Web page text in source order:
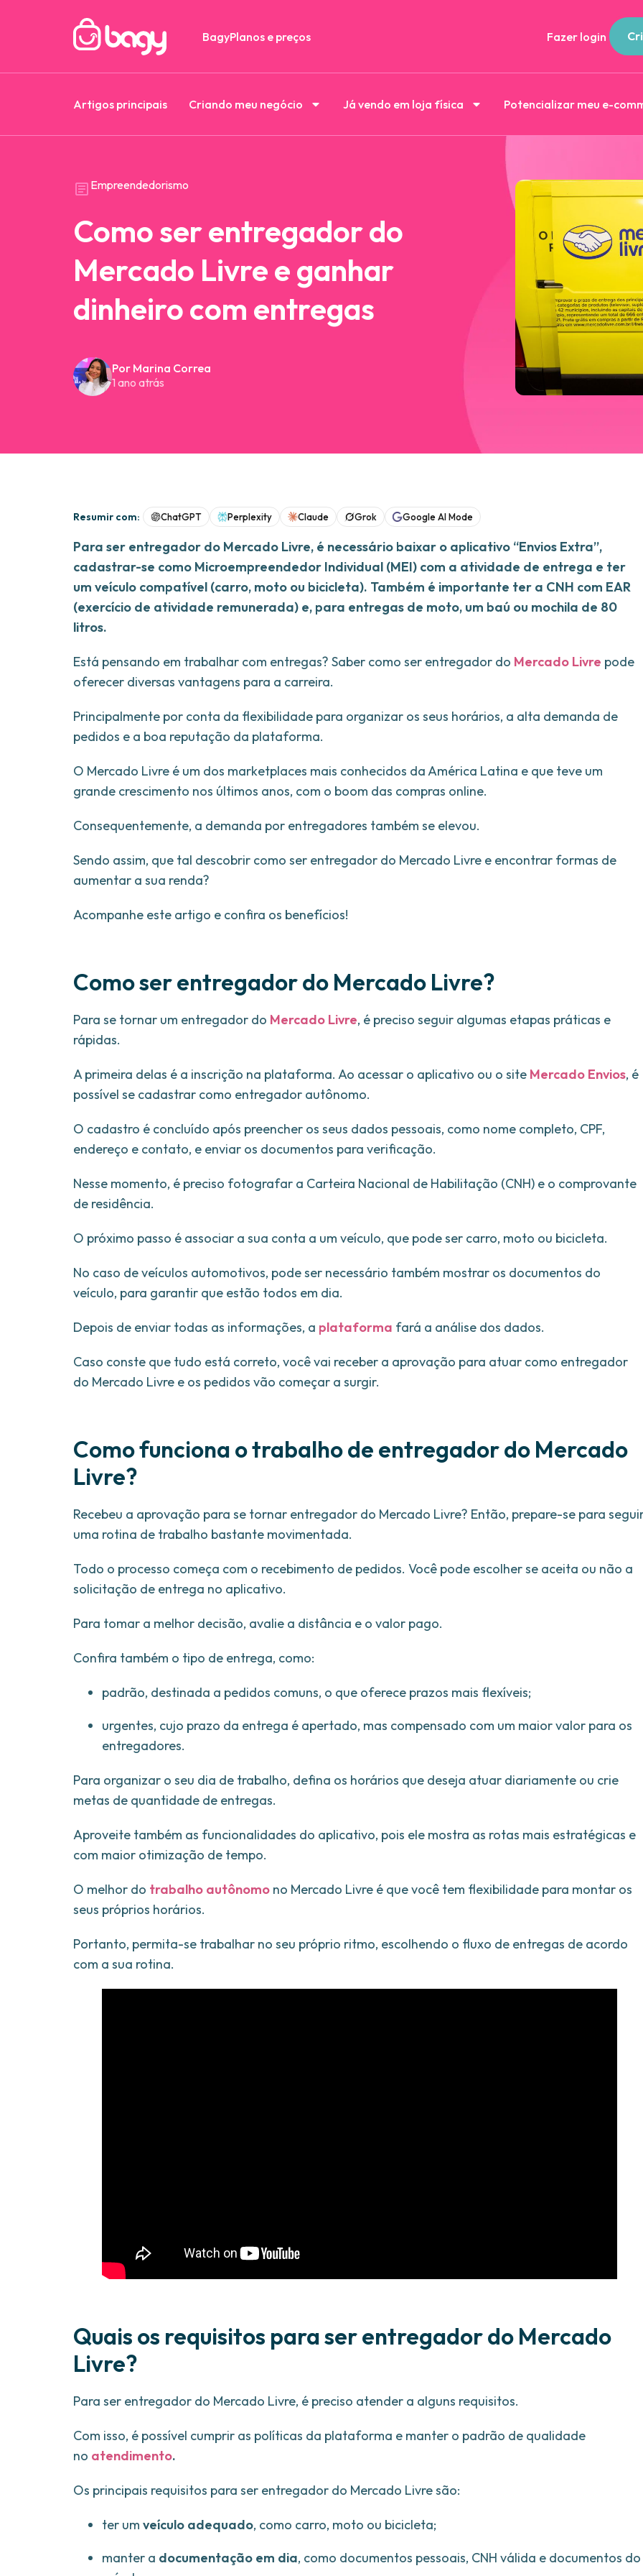
BagyPlanos e preços Fazer login
Artigos principais Criando meu negócio Já vendo em loja física Potencializar meu e-
Empreendedorismo
Como ser entregador do
Mercado Livre e ganhar
dinheiro com entregas
Por Marina Correa
1 ano atrás
Resumir com: ChatGPT Perplexity Claude Grok Google AI Mode
Para ser entregador do Mercado Livre, é necessário baixar o aplicativo “Envios Extra”,
cadastrar-se como Microempreendedor Individual (MEI) com a atividade de entrega e ter
um veículo compatível (carro, moto ou bicicleta). Também é importante ter a CNH com EAR
(exercício de atividade remunerada) e, para entregas de moto, um baú ou mochila de 80
litros.
Está pensando em trabalhar com entregas? Saber como ser entregador do Mercado Livre pode
oferecer diversas vantagens para a carreira.
Principalmente por conta da flexibilidade para organizar os seus horários, a alta demanda de
pedidos e a boa reputação da plataforma.
O Mercado Livre é um dos marketplaces mais conhecidos da América Latina e que teve um
grande crescimento nos últimos anos, com o boom das compras online.
Consequentemente, a demanda por entregadores também se elevou.
Sendo assim, que tal descobrir como ser entregador do Mercado Livre e encontrar formas de
aumentar a sua renda?
Acompanhe este artigo e confira os benefícios!
Como ser entregador do Mercado Livre?
Para se tornar um entregador do Mercado Livre, é preciso seguir algumas etapas práticas e
rápidas.
A primeira delas é a inscrição na plataforma. Ao acessar o aplicativo ou o site Mercado Envios, é
possível se cadastrar como entregador autônomo.
O cadastro é concluído após preencher os seus dados pessoais, como nome completo, CPF,
endereço e contato, e enviar os documentos para verificação.
Nesse momento, é preciso fotografar a Carteira Nacional de Habilitação (CNH) e o comprovante
de residência.
O próximo passo é associar a sua conta a um veículo, que pode ser carro, moto ou bicicleta.
No caso de veículos automotivos, pode ser necessário também mostrar os documentos do
veículo, para garantir que estão todos em dia.
Depois de enviar todas as informações, a plataforma fará a análise dos dados.
Caso conste que tudo está correto, você vai receber a aprovação para atuar como entregador
do Mercado Livre e os pedidos vão começar a surgir.
Como funciona o trabalho de entregador do Mercado
Livre?
Recebeu a aprovação para se tornar entregador do Mercado Livre? Então, prepare-se para
uma rotina de trabalho bastante movimentada.
Todo o processo começa com o recebimento de pedidos. Você pode escolher se aceita ou não a
solicitação de entrega no aplicativo.
Para tomar a melhor decisão, avalie a distância e o valor pago.
Confira também o tipo de entrega, como:
padrão, destinada a pedidos comuns, o que oferece prazos mais flexíveis;
urgentes, cujo prazo da entrega é apertado, mas compensado com um maior valor para os
entregadores.
Para organizar o seu dia de trabalho, defina os horários que deseja atuar diariamente ou crie
metas de quantidade de entregas.
Aproveite também as funcionalidades do aplicativo, pois ele mostra as rotas mais estratégicas e
com maior otimização de tempo.
O melhor do trabalho autônomo no Mercado Livre é que você tem flexibilidade para montar os
seus próprios horários.
Portanto, permita-se trabalhar no seu próprio ritmo, escolhendo o fluxo de entregas de acordo
com a sua rotina.
Quais os requisitos para ser entregador do Mercado
Livre?
Para ser entregador do Mercado Livre, é preciso atender a alguns requisitos.
Com isso, é possível cumprir as políticas da plataforma e manter o padrão de qualidade
no atendimento.
Os principais requisitos para ser entregador do Mercado Livre são:
ter um veículo adequado, como carro, moto ou bicicleta;
manter a documentação em dia, como documentos pessoais, CNH válida e documentos do